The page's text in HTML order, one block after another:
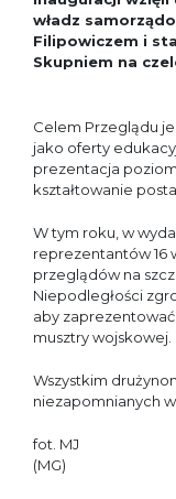
władz
Filipowiczem i
Skupniem na
Celem Przeglądu
jako oferty
prezentacja
kształtowanie
W tym roku, w
reprezentantów 16
przeglądów na
Niepodległości
aby
musztry wojskowej.
Wszystkim
niezapomnianych
fot. MJ
(MG)